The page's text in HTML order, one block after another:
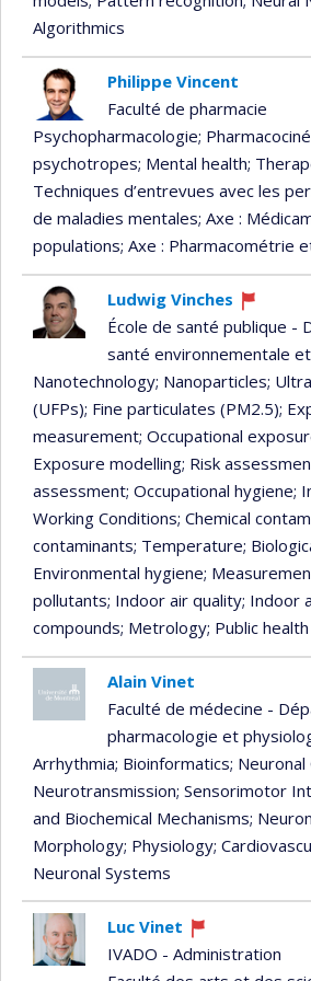
Algorithmics
Philippe Vincent
Faculté de pharmacie
Psychopharmacologie;
psychotropes; Mental health;
Techniques d’entrevues avec les
de maladies mentales; Axe :
populations; Axe : Pharmacométrie
Ludwig Vinches
Currently
recruiting
École de santé publique -
santé environnementale
Nanotechnology; Nanoparticles;
(UFPs); Fine particulates (PM2.5);
measurement; Occupational
Exposure modelling; Risk
assessment; Occupational hygiene;
Working Conditions; Chemical
contaminants; Temperature;
Environmental hygiene;
pollutants; Indoor air quality; Indoor
compounds; Metrology; Public health
Alain Vinet
Faculté de médecine -
pharmacologie et
Arrhythmia; Bioinformatics; Neuronal
Neurotransmission; Sensorimotor
and Biochemical Mechanisms;
Morphology; Physiology;
Neuronal Systems
Luc Vinet
Currently
recruiting
IVADO - Administration